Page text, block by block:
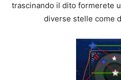
trascinando il dito formerete
diverse stelle come